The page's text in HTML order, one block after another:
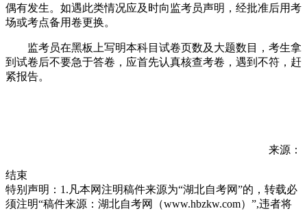
偶有发生。如遇此类情况应及时向监考员声明，经批准后用考
场或考点备用卷更换。
监考员在黑板上写明本科目试卷页数及大题数目，考生拿
到试卷后不要急于答卷，应首先认真核查考卷，遇到不符，赶
紧报告。
来源：
结束
特别声明：1.凡本网注明稿件来源为“湖北自考网”的，转载必
须注明“稿件来源：湖北自考网（www.hbzkw.com）”,违者将